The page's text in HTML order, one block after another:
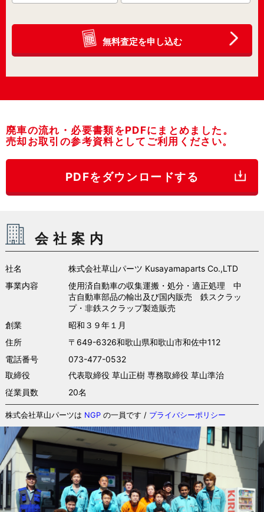
無料査定を申し込む
廃車の流れ・必要書類をPDFにまとめました。
売却お取引の参考資料としてご利用ください。
PDFをダウンロードする
会社案内
社名
株式会社草山パーツ Kusayamaparts Co.,LTD
事業内容
使用済自動車の収集運搬・処分・適正処理 中
古自動車部品の輸出及び国内販売 鉄スクラッ
プ・非鉄スクラップ製造販売
創業
昭和３９年１月
住所
〒649-6326和歌山県和歌山市和佐中112
電話番号
073-477-0532
取締役
代表取締役 草山正樹 専務取締役 草山準治
従業員数
20名
株式会社草山パーツは NGPの一員です / プライバシーポリシー